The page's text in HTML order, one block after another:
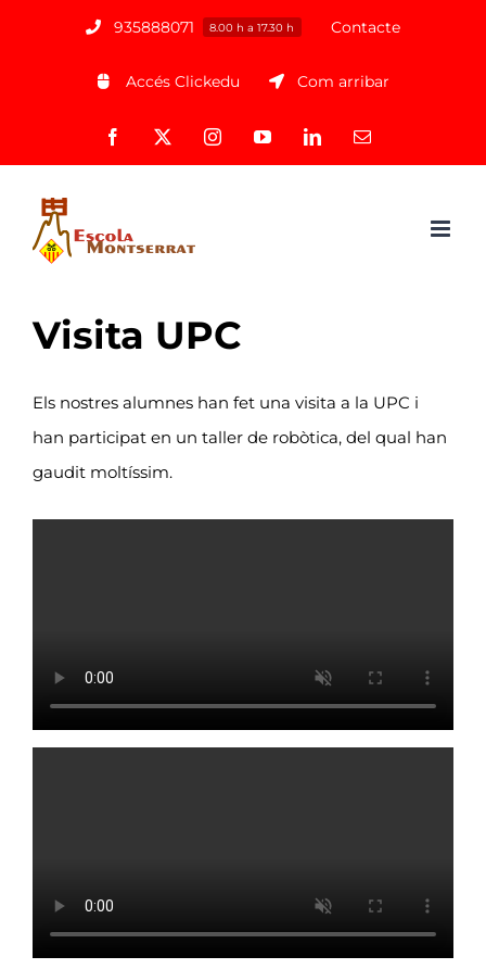
935888071 8.00 h a 17.30 h Contacte
Accés Clickedu Com arribar
Facebook InstagramYouTubeLinkedInCorreo
Visita UPC
Els nostres alumnes han fet una visita a la UPC i
han participat en un taller de robòtica, del qual han
gaudit moltíssim.